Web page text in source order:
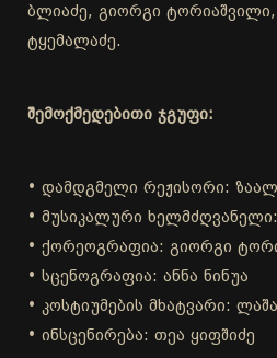
ბლიაძე, გიორგი ტორიაშვილი,
ტყემალაძე.
შემოქმედებითი ჯგუფი:
• დამდგმელი რეჟისორი: ზაალ
• მუსიკალური
• ქორეოგრაფია: გიორგი
• სცენოგრაფია: ანნა ნინუა
• კოსტიუმების მხატვარი:
• ინსცენირება: თეა ყიფშიძე